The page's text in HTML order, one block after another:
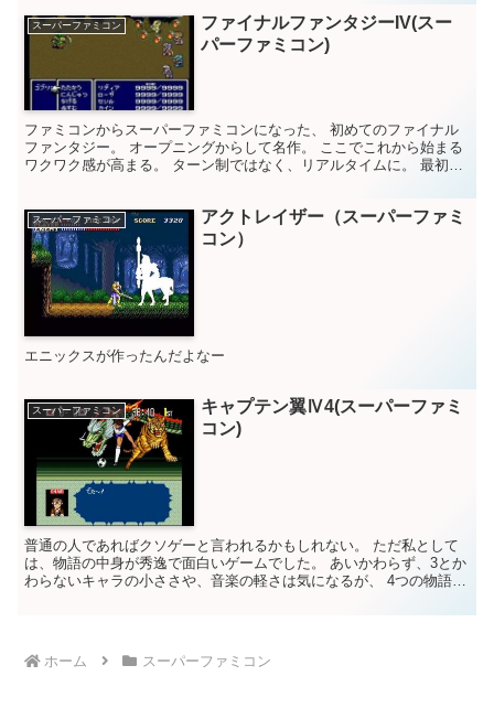
スーパーファミコン
ファイナルファンタジーIV(スー
パーファミコン)
ファミコンからスーパーファミコンになった、 初めてのファイナル
ファンタジー。 オープニングからして名作。 ここでこれから始まる
ワクワク感が高まる。 ターン制ではなく、リアルタイムに。 最初は
スーパーファミコン
アクトレイザー（スーパーファミ
コン）
エニックスが作ったんだよなー
スーパーファミコン
キャプテン翼Ⅳ4(スーパーファミ
コン)
普通の人であればクソゲーと言われるかもしれない。 ただ私として
は、物語の中身が秀逸で面白いゲームでした。 あいかわらず、3とか
わらないキャラの小ささや、音楽の軽さは気になるが、 4つの物語に
ホーム スーパーファミコン